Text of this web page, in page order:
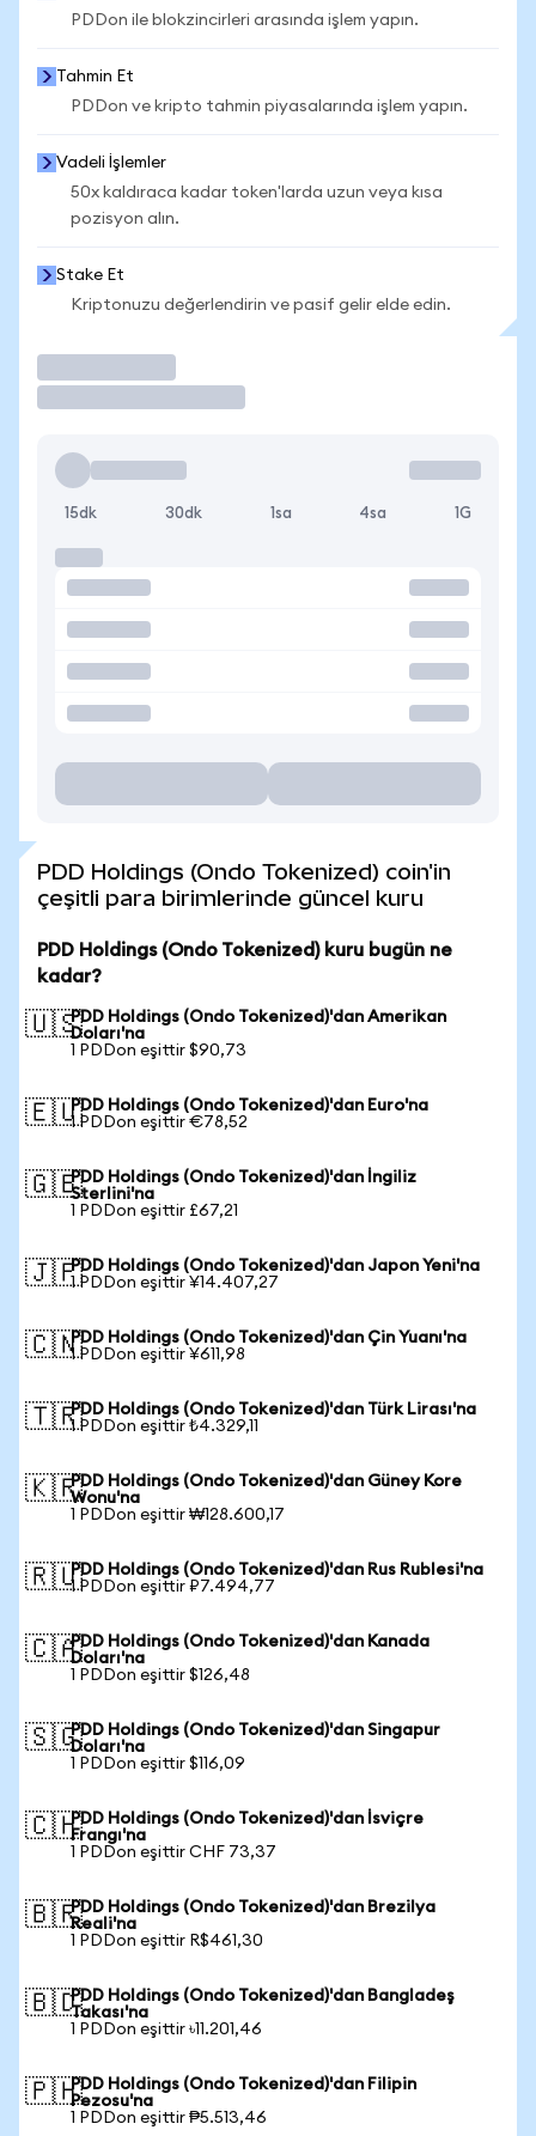
PDDon ile blokzincirleri arasında işlem yapın.
Tahmin Et
PDDon ve kripto tahmin piyasalarında işlem yapın.
Vadeli İşlemler
50x kaldıraca kadar token'larda uzun veya kısa
pozisyon alın.
Stake Et
Kriptonuzu değerlendirin ve pasif gelir elde edin.
15dk 30dk 1sa 4sa 1G
PDD Holdings (Ondo Tokenized) coin'in
çeşitli para birimlerinde güncel kuru
PDD Holdings (Ondo Tokenized) kuru bugün ne
kadar?
🇺🇸PDD Holdings (Ondo Tokenized)'dan Amerikan
Doları'na
1 PDDon eşittir $90,73
🇪🇺PDD Holdings (Ondo Tokenized)'dan Euro'na
1 PDDon eşittir €78,52
🇬🇧PDD Holdings (Ondo Tokenized)'dan İngiliz
Sterlini'na
1 PDDon eşittir £67,21
🇯🇵PDD Holdings (Ondo Tokenized)'dan Japon Yeni'na
1 PDDon eşittir ¥14.407,27
🇨🇳PDD Holdings (Ondo Tokenized)'dan Çin Yuanı'na
1 PDDon eşittir ¥611,98
🇹🇷PDD Holdings (Ondo Tokenized)'dan Türk Lirası'na
1 PDDon eşittir ₺4.329,11
🇰🇷PDD Holdings (Ondo Tokenized)'dan Güney Kore
Wonu'na
1 PDDon eşittir ₩128.600,17
🇷🇺PDD Holdings (Ondo Tokenized)'dan Rus Rublesi'na
1 PDDon eşittir ₽7.494,77
🇨🇦PDD Holdings (Ondo Tokenized)'dan Kanada
Doları'na
1 PDDon eşittir $126,48
🇸🇬PDD Holdings (Ondo Tokenized)'dan Singapur
Doları'na
1 PDDon eşittir $116,09
🇨🇭PDD Holdings (Ondo Tokenized)'dan İsviçre
Frangı'na
1 PDDon eşittir CHF 73,37
🇧🇷PDD Holdings (Ondo Tokenized)'dan Brezilya
Reali'na
1 PDDon eşittir R$461,30
🇧🇩PDD Holdings (Ondo Tokenized)'dan Bangladeş
Takası'na
1 PDDon eşittir ৳11.201,46
🇵🇭PDD Holdings (Ondo Tokenized)'dan Filipin
Pezosu'na
1 PDDon eşittir ₱5.513,46